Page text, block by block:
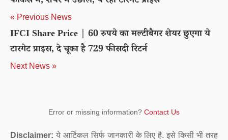
« Previous News
IFCI Share Price | 60 रुपये का मल्टीबैगर शेयर छुएगा ये
टारगेट प्राइस, दे चूका है 729 फीसदी रिटर्न
Next News »
Error or missing information? Contact Us
Disclaimer: ये आर्टिकल सिर्फ जानकारी के लिए है. इसे किसी भी तरह